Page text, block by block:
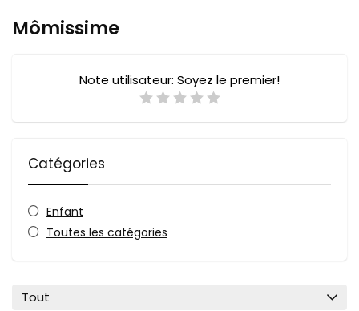
Mômissime
Note utilisateur: Soyez le premier!
Catégories
Enfant
Toutes les catégories
Tout